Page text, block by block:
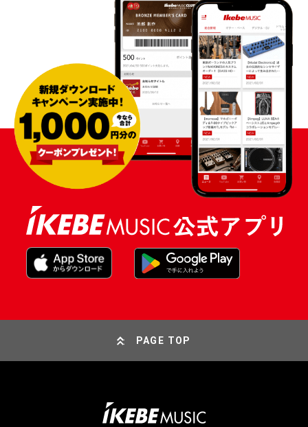
PAGE TOP